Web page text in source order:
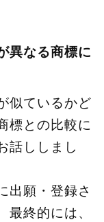
異なる商標に
似ているかど
標との比較に
話ししまし
出願・登録さ
終的には、